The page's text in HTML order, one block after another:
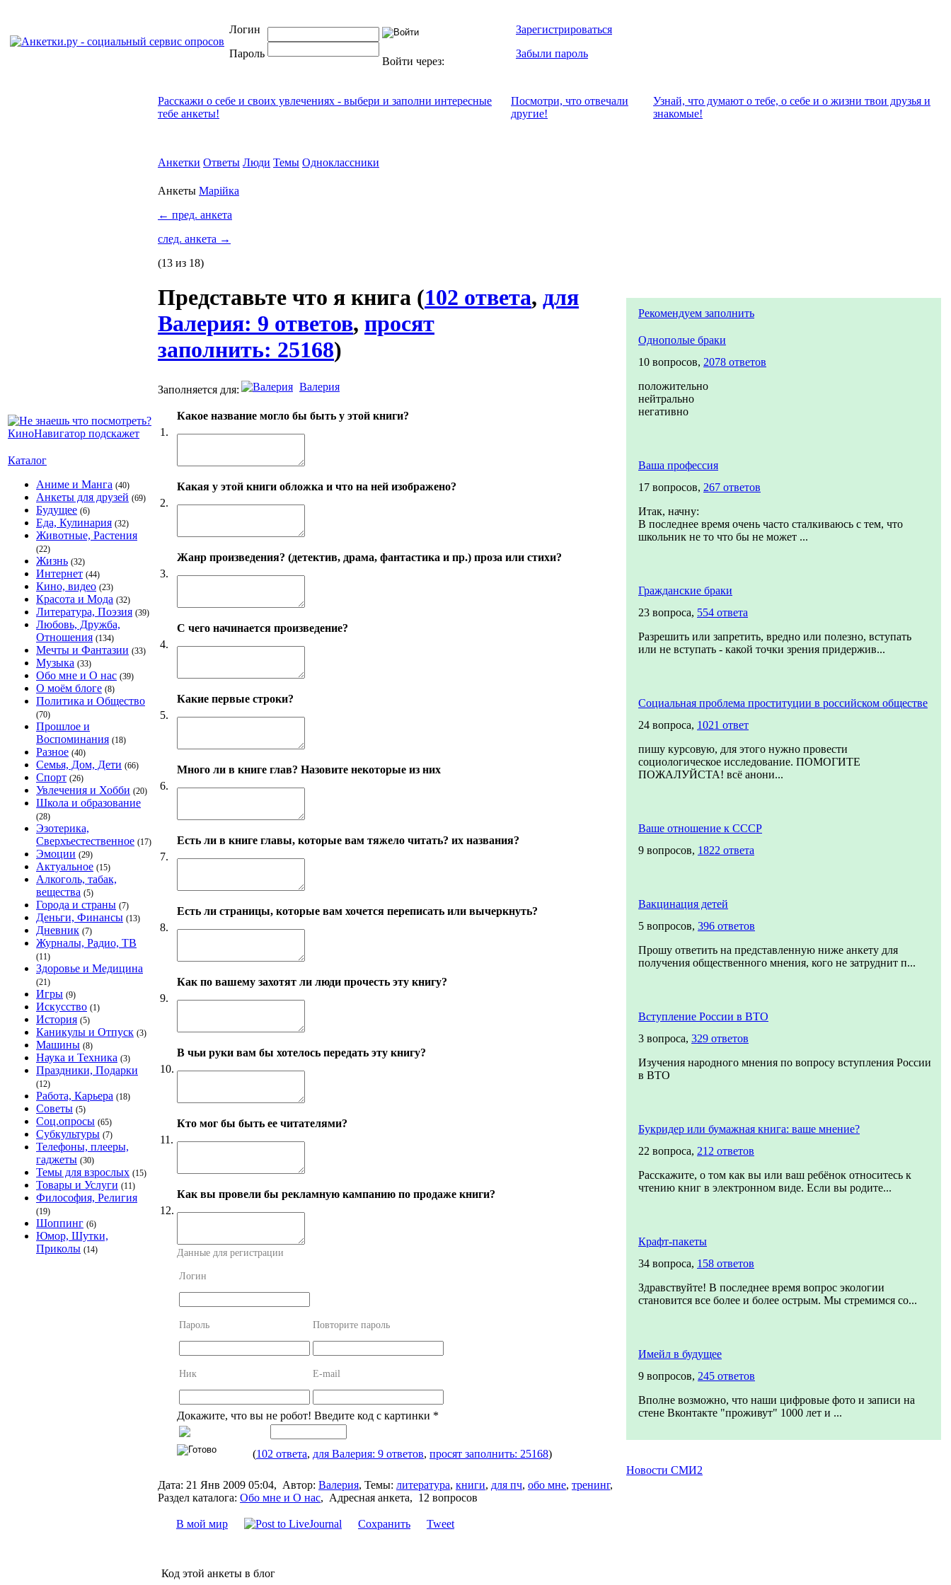
Логин
Пароль
Войти через:
Зарегистрироваться
Забыли пароль
Каталог
Аниме и Манга (40)
Анкеты для друзей (69)
Будущее (6)
Еда, Кулинария (32)
Животные, Растения
(22)
Жизнь (32)
Интернет (44)
Кино, видео (23)
Красота и Мода (32)
Литература, Поэзия (39)
Любовь, Дружба,
Отношения (134)
Мечты и Фантазии (33)
Музыка (33)
Обо мне и О нас (39)
О моём блоге (8)
Политика и Общество
(70)
Прошлое и
Воспоминания (18)
Разное (40)
Семья, Дом, Дети (66)
Спорт (26)
Увлечения и Хобби (20)
Школа и образование
(28)
Эзотерика,
Сверхъестественное (17)
Эмоции (29)
Актуальное (15)
Алкоголь, табак,
вещества (5)
Города и страны (7)
Деньги, Финансы (13)
Дневник (7)
Журналы, Радио, ТВ
(11)
Здоровье и Медицина
(21)
Игры (9)
Искусство (1)
История (5)
Каникулы и Отпуск (3)
Машины (8)
Наука и Техника (3)
Праздники, Подарки
(12)
Работа, Карьера (18)
Советы (5)
Соц.опросы (65)
Субкультуры (7)
Телефоны, плееры,
гаджеты (30)
Темы для взрослых (15)
Товары и Услуги (11)
Философия, Религия
(19)
Шоппинг (6)
Юмор, Шутки,
Приколы (14)
Расскажи о себе и своих увлечениях - выбери и заполни интересные
тебе анкеты!
Посмотри, что отвeчали
другие!
Узнай, что думают о тебе, о себе и о жизни твои друзья и
знакомые!
Анкетки Ответы Люди Темы Одноклассники
Анкеты Марійка
← пред. анкета
след. анкета →
(13 из 18)
Представьте что я книга (102 ответа, для
Валерия: 9 ответов, просят
заполнить: 25168)
Заполняется для: Валерия
1.
Какое название могло бы быть у этой книги?
2.
Какая у этой книги обложка и что на ней изображено?
3.
Жанр произведения? (детектив, драма, фантастика и пр.) проза или стихи?
4.
С чего начинается произведение?
5.
Какие первые строки?
6.
Много ли в книге глав? Назовите некоторые из них
7.
Есть ли в книге главы, которые вам тяжело читать? их названия?
8.
Есть ли страницы, которые вам хочется переписать или вычеркнуть?
9.
Как по вашему захотят ли люди прочесть эту книгу?
10.
В чьи руки вам бы хотелось передать эту книгу?
11.
Кто мог бы быть ее читателями?
12.
Как вы провели бы рекламную кампанию по продаже книги?
Данные для регистрации
Логин
Пароль Повторите пароль
Ник E-mail
Докажите, что вы не робот! Введите код с картинки *
(102 ответа, для Валерия: 9 ответов, просят заполнить: 25168)
Дата: 21 Янв 2009 05:04, Автор: Валерия, Темы: литература, книги, для пч, обо мне, тренинг,
Раздел каталога: Обо мне и О нас, Адресная анкета, 12 вопросов
В мой мир Сохранить Tweet
Код этой анкеты в блог
Рекомендуем заполнить
Однополые браки
10 вопросов, 2078 ответов
положительно
нейтрально
негативно
Ваша профессия
17 вопросов, 267 ответов
Итак, начну:
В последнее время очень часто сталкиваюсь с тем, что
школьник не то что бы не может ...
Гражданские браки
23 вопроса, 554 ответа
Разрешить или запретить, вредно или полезно, вступать
или не вступать - какой точки зрения придержив...
Социальная проблема проституции в российском обществе
24 вопроса, 1021 ответ
пишу курсовую, для этого нужно провести
социологическое исследование. ПОМОГИТЕ
ПОЖАЛУЙСТА! всё анони...
Ваше отношение к СССР
9 вопросов, 1822 ответа
Вакцинация детей
5 вопросов, 396 ответов
Прошу ответить на представленную ниже анкету для
получения общественного мнения, кого не затруднит п...
Вступление России в ВТО
3 вопроса, 329 ответов
Изучения народного мнения по вопросу вступления России
в ВТО
Букридер или бумажная книга: ваше мнение?
22 вопроса, 212 ответов
Расскажите, о том как вы или ваш ребёнок относитесь к
чтению книг в электронном виде. Если вы родите...
Крафт-пакеты
34 вопроса, 158 ответов
Здравствуйте! В последнее время вопрос экологии
становится все более и более острым. Мы стремимся со...
Имейл в будущее
9 вопросов, 245 ответов
Вполне возможно, что наши цифровые фото и записи на
стене Вконтакте "проживут" 1000 лет и ...
Новости СМИ2